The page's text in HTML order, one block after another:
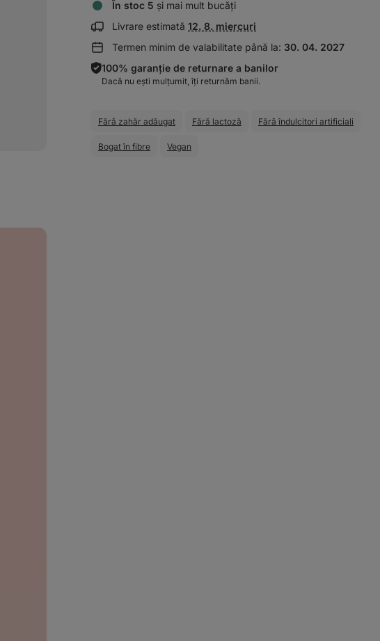
În stoc 5 și mai mult bucăți
Livrare estimată Afișează
despre
12. 8. miercuri
Termen minim de valabilitate până la: 30. 04. 2027
100% garanție de returnare a banilor
Dacă nu ești mulțumit, îți returnăm banii.
Fără zahăr adăugat Fără lactoză Fără îndulcitori artificiali
Bogat în fibre Vegan